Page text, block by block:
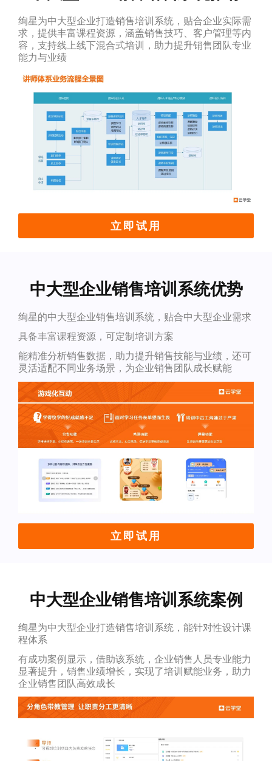
绚星为中大型企业打造销售培训系统，贴合企业实际需
求，提供丰富课程资源，涵盖销售技巧、客户管理等内
容，支持线上线下混合式培训，助力提升销售团队专业
能力与业绩
立即试用
中大型企业销售培训系统优势
绚星的中大型企业销售培训系统，贴合中大型企业需求
具备丰富课程资源，可定制培训方案
能精准分析销售数据，助力提升销售技能与业绩，还可
灵活适配不同业务场景，为企业销售团队成长赋能
立即试用
中大型企业销售培训系统案例
绚星为中大型企业打造销售培训系统，能针对性设计课
程体系
有成功案例显示，借助该系统，企业销售人员专业能力
显著提升，销售业绩增长，实现了培训赋能业务，助力
企业销售团队高效成长